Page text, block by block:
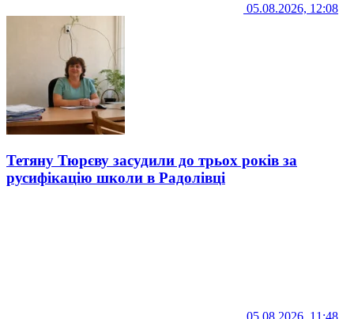
05.08.2026, 12:08
Тетяну Тюрєву засудили до трьох років за
русифікацію школи в Радолівці
05.08.2026, 11:48